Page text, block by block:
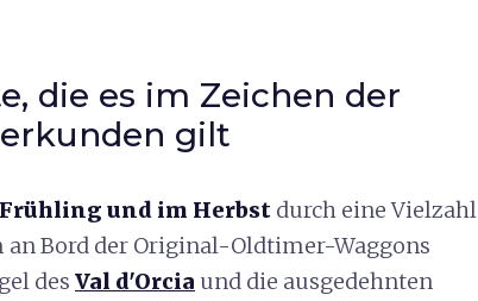
die es im Zeichen der
gilt
Frühling und im Herbst durch eine Vielzahl
an Bord der Original-Oldtimer-Waggons
des Val d'Orcia und die ausgedehnten